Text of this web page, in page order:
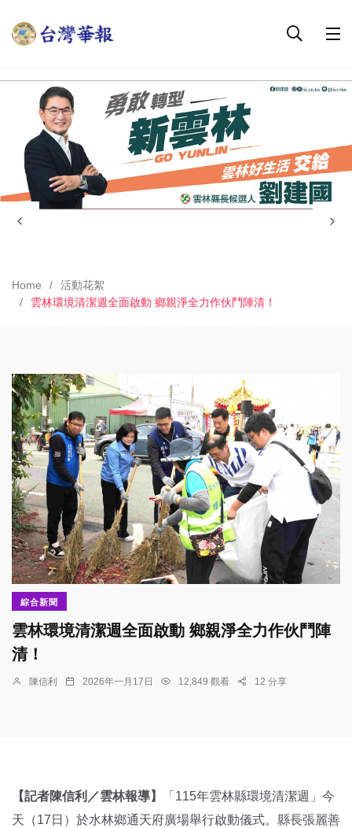
Home
活動花絮
雲林環境清潔週全面啟動 鄉親淨全力作伙鬥陣清！
綜合新聞
雲林環境清潔週全面啟動 鄉親淨全力作伙鬥陣
清！
陳信利 2026年一月17日 12,849 觀看 12 分享
【記者陳信利／雲林報導】
「115年雲林縣環境清潔週」今
天（17日）於水林鄉通天府廣場舉行啟動儀式。縣長張麗善